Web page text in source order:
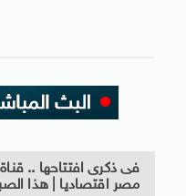
فى ذكرى افتتاحها ..
مصر اقتصاديا | هذا